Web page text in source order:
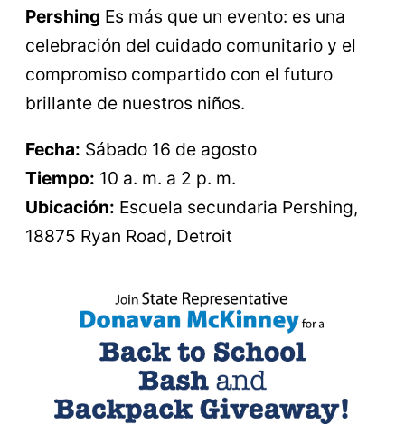
Pershing Es más que un evento: es una
celebración del cuidado comunitario y el
compromiso compartido con el futuro
brillante de nuestros niños.
Fecha: Sábado 16 de agosto
Tiempo: 10 a. m. a 2 p. m.
Ubicación: Escuela secundaria Pershing,
18875 Ryan Road, Detroit